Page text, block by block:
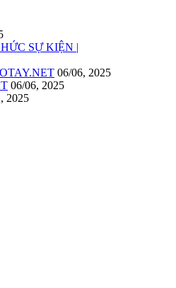
SỰ KIỆN |
06/06, 2025
06/06, 2025
2025